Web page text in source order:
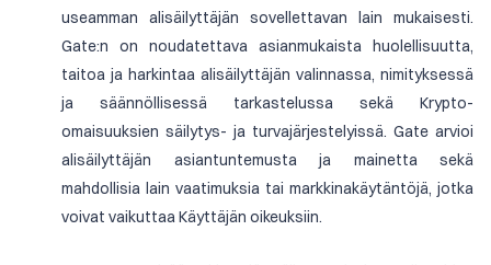
useamman alisäilyttäjän sovellettavan lain mukaisesti.
Gate:n on noudatettava asianmukaista huolellisuutta,
taitoa ja harkintaa alisäilyttäjän valinnassa, nimityksessä
ja säännöllisessä tarkastelussa sekä Krypto-
omaisuuksien säilytys- ja turvajärjestelyissä. Gate arvioi
alisäilyttäjän asiantuntemusta ja mainetta sekä
mahdollisia lain vaatimuksia tai markkinakäytäntöjä, jotka
voivat vaikuttaa Käyttäjän oikeuksiin.